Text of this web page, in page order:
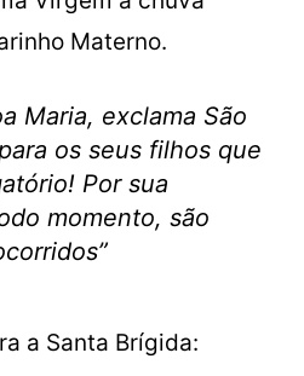
Materno.
Maria, exclama São
os seus filhos que
Por sua
momento, são
a Santa Brígida: